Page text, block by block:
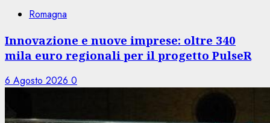
Romagna
Innovazione e nuove imprese: oltre 340
mila euro regionali per il progetto PulseR
6 Agosto 2026 0